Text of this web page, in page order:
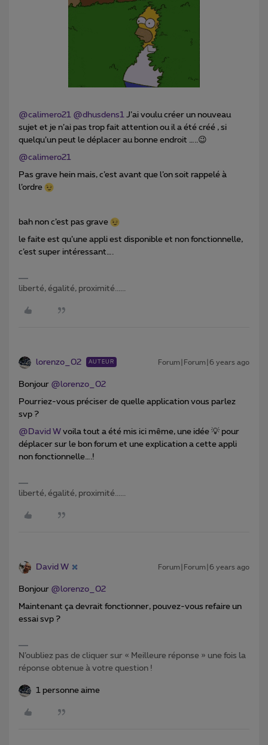
@calimero21 @dhusdens1 J’ai voulu créer un nouveau
sujet et je n’ai pas trop fait attention ou il a été créé , si
quelqu’un peut le déplacer au bonne endroit …..😉
@calimero21
Pas grave hein mais, c’est avant que l’on soit rappelé à
l’ordre
bah non c’est pas grave
le faite est qu’une appli est disponible et non fonctionnelle,
c’est super intéressant….
liberté, égalité, proximité......
lorenzo_02 AUTEUR Forum|Forum|6 years ago
Bonjour @lorenzo_02
Pourriez-vous préciser de quelle application vous parlez
svp ?
@David W voila tout a été mis ici même, une idée 💡 pour
déplacer sur le bon forum et une explication a cette appli
non fonctionnelle….!
liberté, égalité, proximité......
David W Forum|Forum|6 years ago
Bonjour @lorenzo_02
Maintenant ça devrait fonctionner, pouvez-vous refaire un
essai svp ?
N’oubliez pas de cliquer sur « Meilleure réponse » une fois la
réponse obtenue à votre question !
1 personne aime